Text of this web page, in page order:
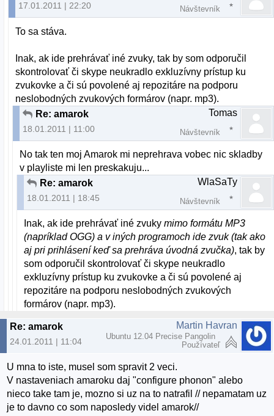
17.01.2011 | 22:20 Návštevník
To sa stáva.
Inak, ak ide prehrávať iné zvuky, tak by som odporučil
skontrolovať či skype neukradlo exkluzívny prístup ku
zvukovke a či sú povolené aj repozitáre na podporu
neslobodných zvukových formárov (napr. mp3).
Re: amarok
18.01.2011 | 11:00
Tomas
Návštevník
No tak ten moj Amarok mi neprehrava vobec nic skladby
v playliste mi len preskakuju...
Re: amarok
18.01.2011 | 18:45
WlaSaTy
Návštevník
Inak, ak ide prehrávať iné zvukymimo formátu MP3
(napríklad OGG) a v iných programoch ide zvuk (tak ako
aj pri prihlásení keď sa prehráva úvodná zvučka), tak by
som odporučil skontrolovať či skype neukradlo
exkluzívny prístup ku zvukovke a či sú povolené aj
repozitáre na podporu neslobodných zvukových
formárov (napr. mp3).
Re: amarok
24.01.2011 | 11:04
Martin Havran
Ubuntu 12.04 Precise Pangolin
Používateľ
U mna to iste, musel som spravit 2 veci.
V nastaveniach amaroku daj "configure phonon" alebo
nieco take tam je, mozno si uz na to natrafil // nepamatam uz
je to davno co som naposledy videl amarok//